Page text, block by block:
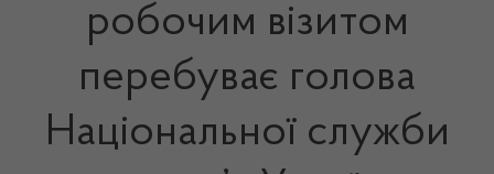
робочим візитом
перебуває голова
Національної служби